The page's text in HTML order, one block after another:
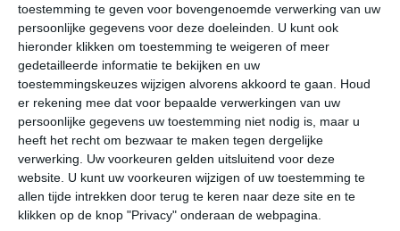
toestemming te geven voor bovengenoemde verwerking van uw
persoonlijke gegevens voor deze doeleinden. U kunt ook
hieronder klikken om toestemming te weigeren of meer
gedetailleerde informatie te bekijken en uw
toestemmingskeuzes wijzigen alvorens akkoord te gaan.
Houd
er rekening mee dat voor bepaalde verwerkingen van uw
persoonlijke gegevens uw toestemming niet nodig is, maar u
heeft het recht om bezwaar te maken tegen dergelijke
verwerking. Uw voorkeuren gelden uitsluitend voor deze
website. U kunt uw voorkeuren wijzigen of uw toestemming te
allen tijde intrekken door terug te keren naar deze site en te
klikken op de knop "Privacy" onderaan de webpagina.
35° 24° 33° 23° 34° 22° 35° 22° 37°
34°C 34°C 30°C 26°C 24°C
14:00 17:00 20:00 23:00 02:00
14:00 17:00 20:00 23:00 02:00